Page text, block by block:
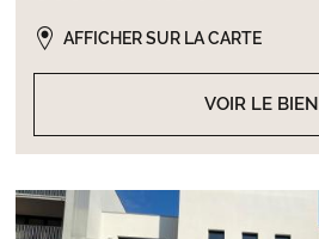
VOIR LE BIEN
AFFICHER SUR LA CARTE